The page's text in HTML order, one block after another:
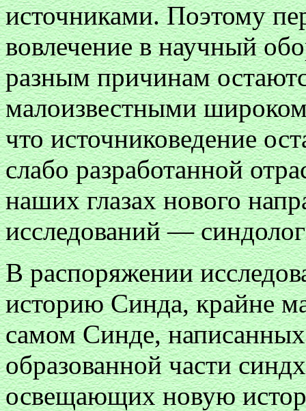
источниками. Поэтому
вовлечение в научный
разным причинам
малоизвестными
что источниковедение
слабо разработанной
наших глазах нового
исследований —
В распоряжении
историю Синда, крайне
самом Синде,
образованной части
освещающих новую